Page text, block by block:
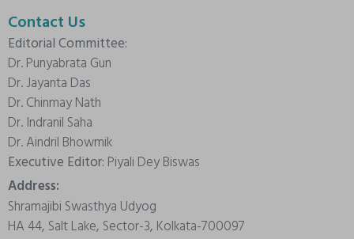
Contact Us
Editorial Committee:
Dr. Punyabrata Gun
Dr. Jayanta Das
Dr. Chinmay Nath
Dr. Indranil Saha
Dr. Aindril Bhowmik
Executive Editor: Piyali Dey Biswas
Address:
Shramajibi Swasthya Udyog
HA 44, Salt Lake, Sector-3, Kolkata-700097